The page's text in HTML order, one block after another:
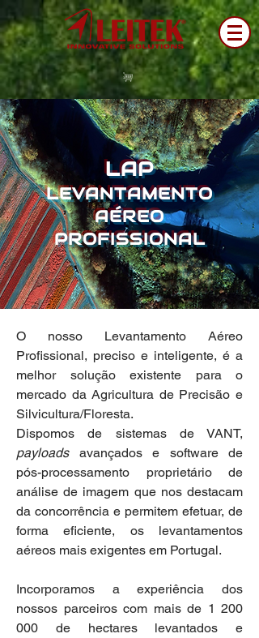
LAP
LEVANTAMENTO
AÉREO
PROFISSIONAL
O nosso Levantamento Aéreo
Profissional, preciso e inteligente, é a
melhor solução existente para o
mercado da Agricultura de Precisão e
Silvicultura/Floresta.
Dispomos de sistemas de VANT,
payloadsavançados e software de
pós-processamento proprietário de
análise de imagem que nos destacam
da concorrência e permitem efetuar, de
forma eficiente, os levantamentos
aéreos mais exigentes em Portugal.
Incorporamos a experiência dos
nossos parceiros com mais de 1 200
000 de hectares levantados e